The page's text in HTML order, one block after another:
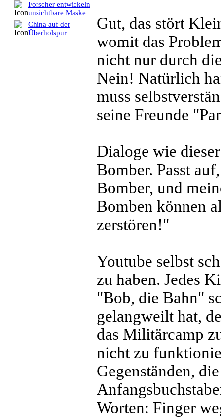
Forscher entwickeln
unsichtbare Maske
China auf der
Überholspur
Gut, das stört
womit das
nicht nur durch
Nein! Natürlich
muss
seine Freunde
Dialoge wie
Bomber. Passt
Bomber, und
Bomben können
zerstören!"
Youtube selbst
zu haben. Jedes
"Bob, die Bahn"
gelangweilt hat,
das Militärcamp
nicht zu
Gegenständen,
Worten: Finger